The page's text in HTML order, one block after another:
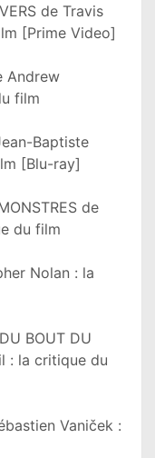
de Travis
[Prime Video]
Andrew
film
Baptiste
[Blu-ray]
de
du film
Nolan : la
BOUT DU
: la critique du
Vaniček :